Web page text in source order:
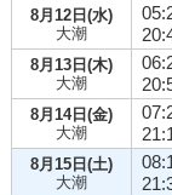
8月12日(水)
大潮
8月13日(木)
大潮
8月14日(金)
大潮
8月15日(土)
大潮